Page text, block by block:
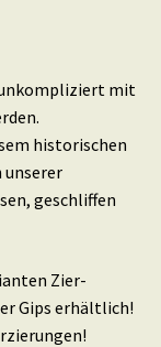
mit
historischen
unserer
geschliffen
Zier-
Gips erhältlich!